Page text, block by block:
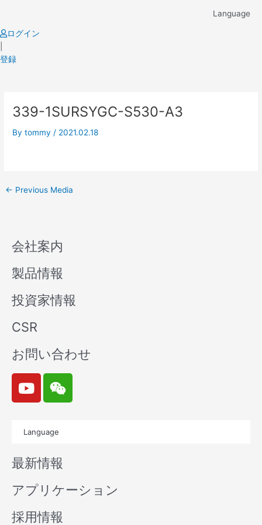
content
Language
ログイン
登録
339-1SURSYGC-S530-A3
Bytommy / 2021.02.18
navigation
← Previous Media
会社案内
製品情報
投資家情報
CSR
お問い合わせ
Y
o
u
b
e
W
e
i
n
Language
最新情報
アプリケーション
採用情報